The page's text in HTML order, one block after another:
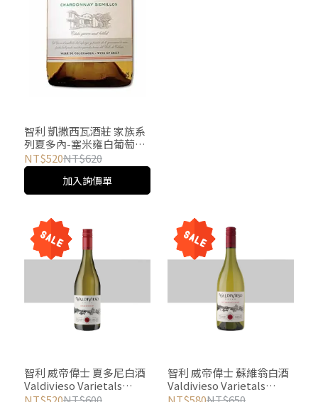
智利 凱撒西瓦酒莊 家族系
列夏多內-塞米雍白葡萄酒
Casa Silva Family
Chardonnay-Semillon
NT$520NT$620
加入詢價單
智利 威帝偉士 夏多尼白酒
Valdivieso Varietals
Chardonnay
智利 威帝偉士 蘇維翁白酒
Valdivieso Varietals
Sauvignon Blanc